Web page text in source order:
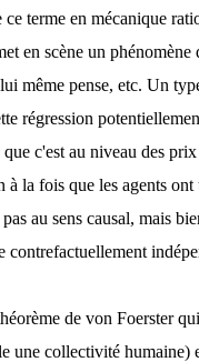
terme en mécanique
en scène un phénomène
même pense, etc. Un
régression
c'est au niveau des
à la fois que les agents
au sens causal, mais
contrefactuellement
de von Foerster
une collectivité humaine)